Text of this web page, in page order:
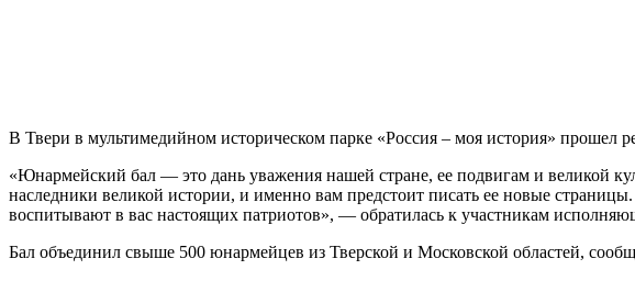
В Твери в мультимедийном историческом парке «Россия – моя история» прошел
«Юнармейский бал — это дань уважения нашей стране, ее подвигам и великой
наследники великой истории, и именно вам предстоит писать ее новые
воспитывают в вас настоящих патриотов», ― обратилась к участникам
Бал объединил свыше 500 юнармейцев из Тверской и Московской областей,